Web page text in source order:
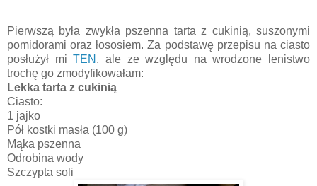
Pierwszą była zwykła pszenna tarta z cukinią, suszonymi
pomidorami oraz łososiem. Za podstawę przepisu na ciasto
posłużył miTEN , ale ze względu na wrodzone lenistwo
trochę go zmodyfikowałam:
Lekka tarta z cukinią
Ciasto:
1 jajko
Pół kostki masła (100 g)
Mąka pszenna
Odrobina wody
Szczypta soli